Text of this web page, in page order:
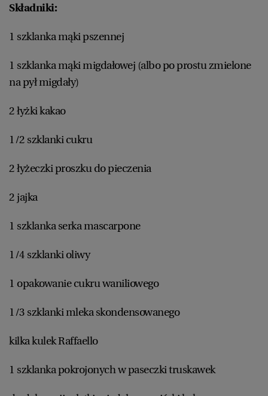
Składniki:
1 szklanka mąki pszennej
1 szklanka mąki migdałowej (albo po prostu zmielone
na pył migdały)
2 łyżki kakao
1/2 szklanki cukru
2 łyżeczki proszku do pieczenia
2 jajka
1 szklanka serka mascarpone
1/4 szklanki oliwy
1 opakowanie cukru waniliowego
1/3 szklanki mleka skondensowanego
kilka kulek Raffaello
1 szklanka pokrojonych w paseczki truskawek